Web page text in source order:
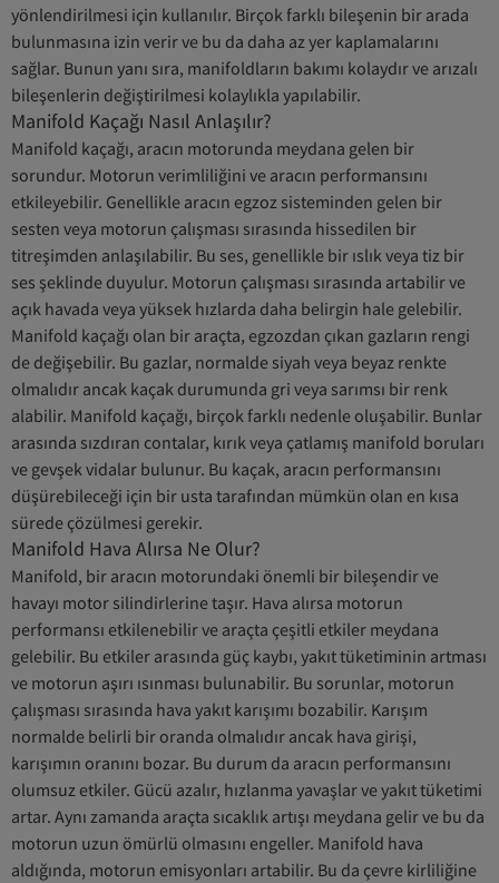
yönlendirilmesi için kullanılır. Birçok farklı bileşenin bir arada
bulunmasına izin verir ve bu da daha az yer kaplamalarını
sağlar. Bunun yanı sıra, manifoldların bakımı kolaydır ve arızalı
bileşenlerin değiştirilmesi kolaylıkla yapılabilir.
Manifold Kaçağı Nasıl Anlaşılır?
Manifold kaçağı, aracın motorunda meydana gelen bir
sorundur. Motorun verimliliğini ve aracın performansını
etkileyebilir. Genellikle aracın egzoz sisteminden gelen bir
sesten veya motorun çalışması sırasında hissedilen bir
titreşimden anlaşılabilir. Bu ses, genellikle bir ıslık veya tiz bir
ses şeklinde duyulur. Motorun çalışması sırasında artabilir ve
açık havada veya yüksek hızlarda daha belirgin hale gelebilir.
Manifold kaçağı olan bir araçta, egzozdan çıkan gazların rengi
de değişebilir. Bu gazlar, normalde siyah veya beyaz renkte
olmalıdır ancak kaçak durumunda gri veya sarımsı bir renk
alabilir. Manifold kaçağı, birçok farklı nedenle oluşabilir. Bunlar
arasında sızdıran contalar, kırık veya çatlamış manifold boruları
ve gevşek vidalar bulunur. Bu kaçak, aracın performansını
düşürebileceği için bir usta tarafından mümkün olan en kısa
sürede çözülmesi gerekir.
Manifold Hava Alırsa Ne Olur?
Manifold, bir aracın motorundaki önemli bir bileşendir ve
havayı motor silindirlerine taşır. Hava alırsa motorun
performansı etkilenebilir ve araçta çeşitli etkiler meydana
gelebilir. Bu etkiler arasında güç kaybı, yakıt tüketiminin artması
ve motorun aşırı ısınması bulunabilir. Bu sorunlar, motorun
çalışması sırasında hava yakıt karışımı bozabilir. Karışım
normalde belirli bir oranda olmalıdır ancak hava girişi,
karışımın oranını bozar. Bu durum da aracın performansını
olumsuz etkiler. Gücü azalır, hızlanma yavaşlar ve yakıt tüketimi
artar. Aynı zamanda araçta sıcaklık artışı meydana gelir ve bu da
motorun uzun ömürlü olmasını engeller. Manifold hava
aldığında, motorun emisyonları artabilir. Bu da çevre kirliliğine